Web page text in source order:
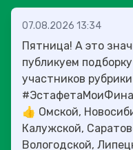
07.08.2026 13:34
Пятница! А это
публикуем
участников рубрики
#ЭстафетаМоиФинансы!
👍 Омской,
Калужской,
Вологодской,